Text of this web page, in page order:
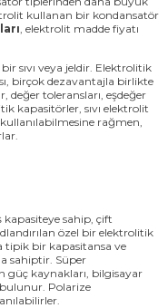
kullanan bir kondansatör
, elektrolit madde fiyatı
sıvı veya jeldir. Elektrolitik
birçok dezavantajla birlikte
toleransları, eşdeğer
kapasitörler, sıvı elektrolit
rağmen,
kapasiteye sahip, çift
özel bir elektrolitik
tipik bir kapasitansa ve
sahiptir. Süper
kaynakları, bilgisayar
Polarize